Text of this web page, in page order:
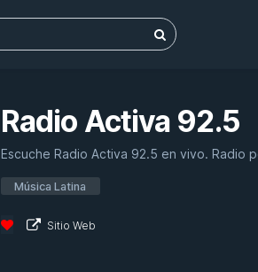
Radio Activa 92.5
Escuche Radio Activa 92.5 en vivo. Radio
Música Latina
Sitio Web